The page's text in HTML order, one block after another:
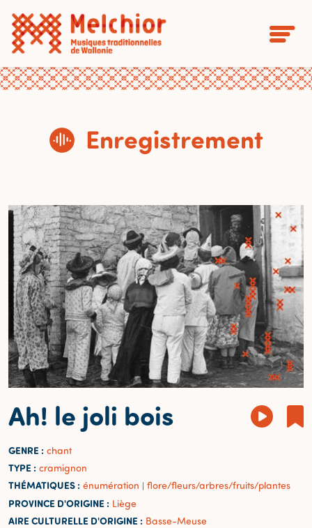
Enregistrement
Ah! le joli bois
GENRE : chant
TYPE : cramignon
THÉMATIQUES : énumération | flore/fleurs/arbres/fruits/plantes
PROVINCE D'ORIGINE : Liège
AIRE CULTURELLE D'ORIGINE : Basse-Meuse